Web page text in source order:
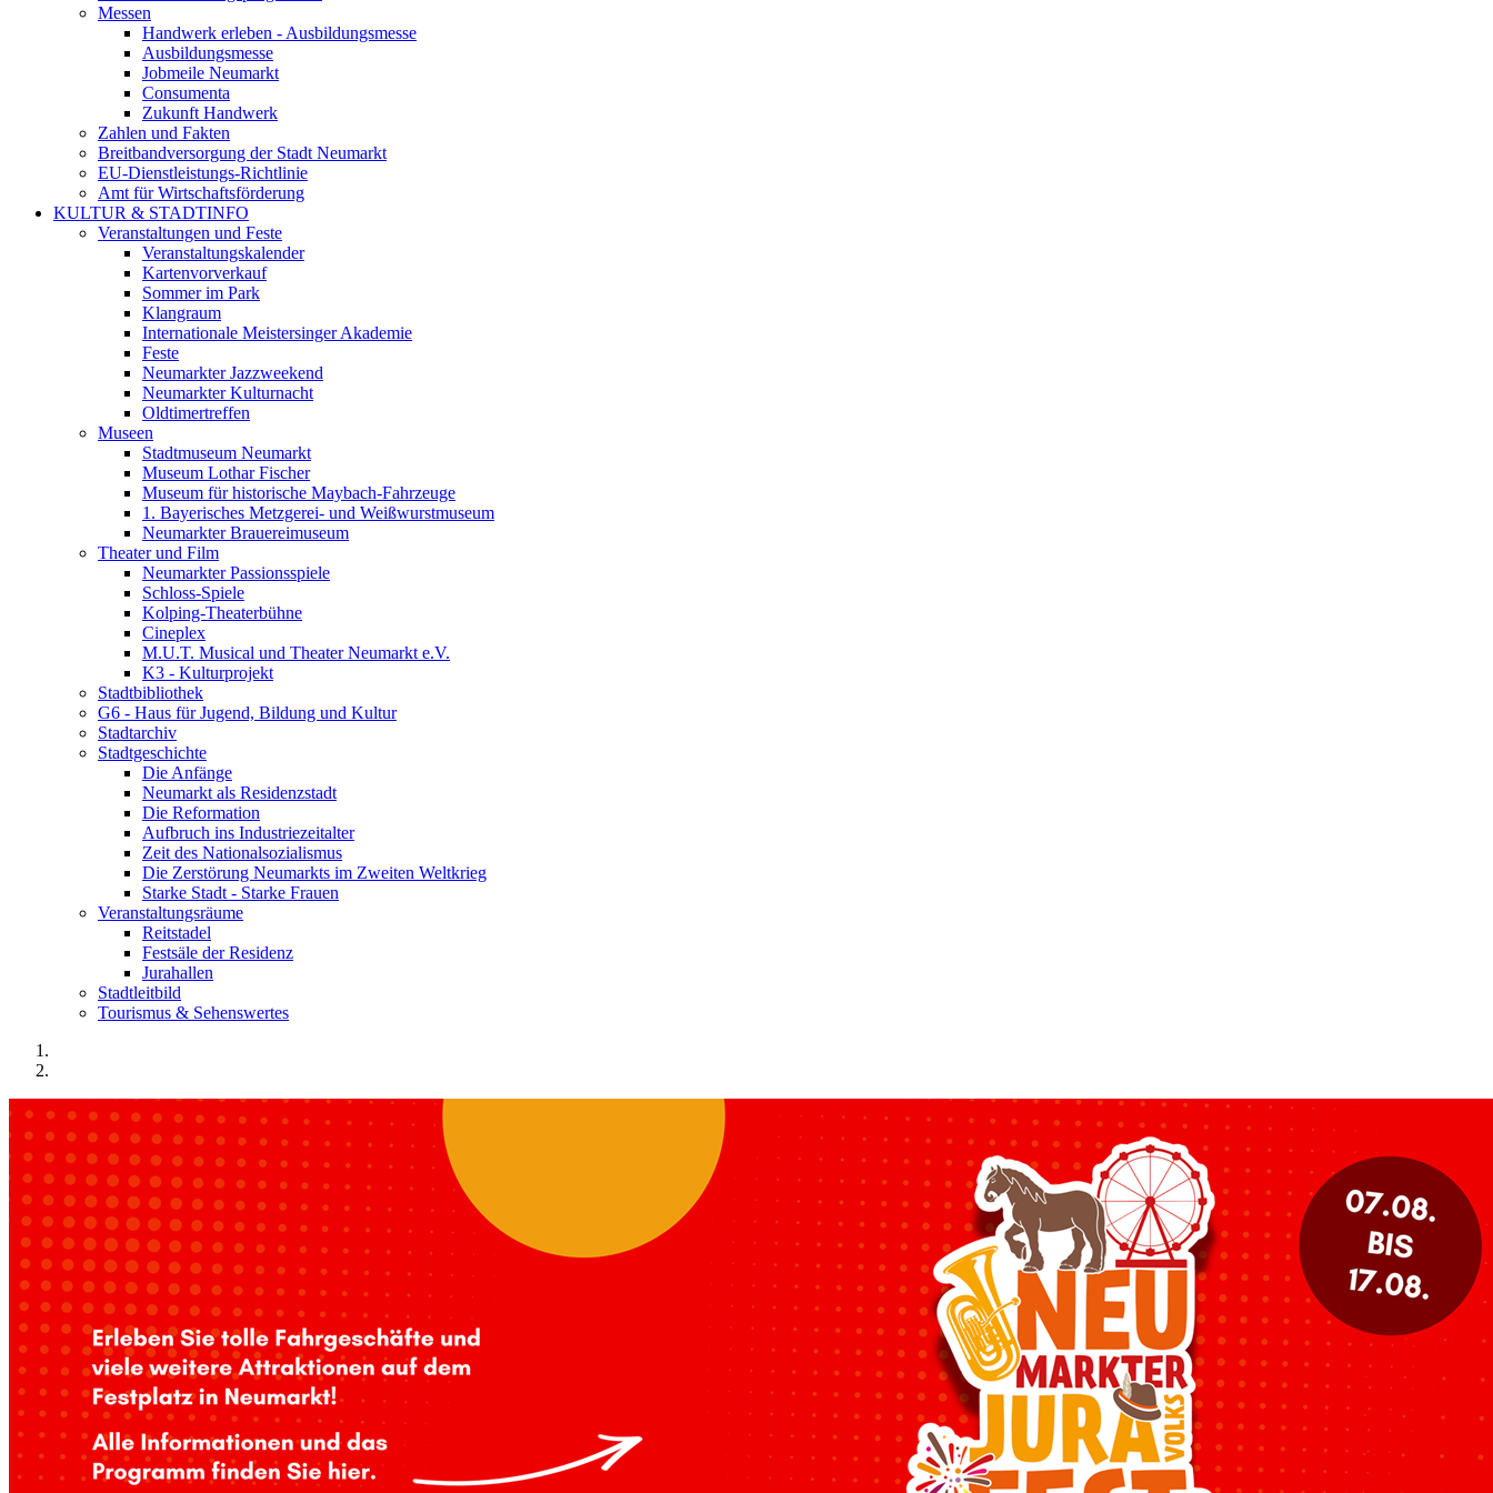
Messen
Handwerk erleben - Ausbildungsmesse
Ausbildungsmesse
Jobmeile Neumarkt
Consumenta
Zukunft Handwerk
Zahlen und Fakten
Breitbandversorgung der Stadt Neumarkt
EU-Dienstleistungs-Richtlinie
Amt für Wirtschaftsförderung
KULTUR & STADTINFO
Veranstaltungen und Feste
Veranstaltungskalender
Kartenvorverkauf
Sommer im Park
Klangraum
Internationale Meistersinger Akademie
Feste
Neumarkter Jazzweekend
Neumarkter Kulturnacht
Oldtimertreffen
Museen
Stadtmuseum Neumarkt
Museum Lothar Fischer
Museum für historische Maybach-Fahrzeuge
1. Bayerisches Metzgerei- und Weißwurstmuseum
Neumarkter Brauereimuseum
Theater und Film
Neumarkter Passionsspiele
Schloss-Spiele
Kolping-Theaterbühne
Cineplex
M.U.T. Musical und Theater Neumarkt e.V.
K3 - Kulturprojekt
Stadtbibliothek
G6 - Haus für Jugend, Bildung und Kultur
Stadtarchiv
Stadtgeschichte
Die Anfänge
Neumarkt als Residenzstadt
Die Reformation
Aufbruch ins Industriezeitalter
Zeit des Nationalsozialismus
Die Zerstörung Neumarkts im Zweiten Weltkrieg
Starke Stadt - Starke Frauen
Veranstaltungsräume
Reitstadel
Festsäle der Residenz
Jurahallen
Stadtleitbild
Tourismus & Sehenswertes